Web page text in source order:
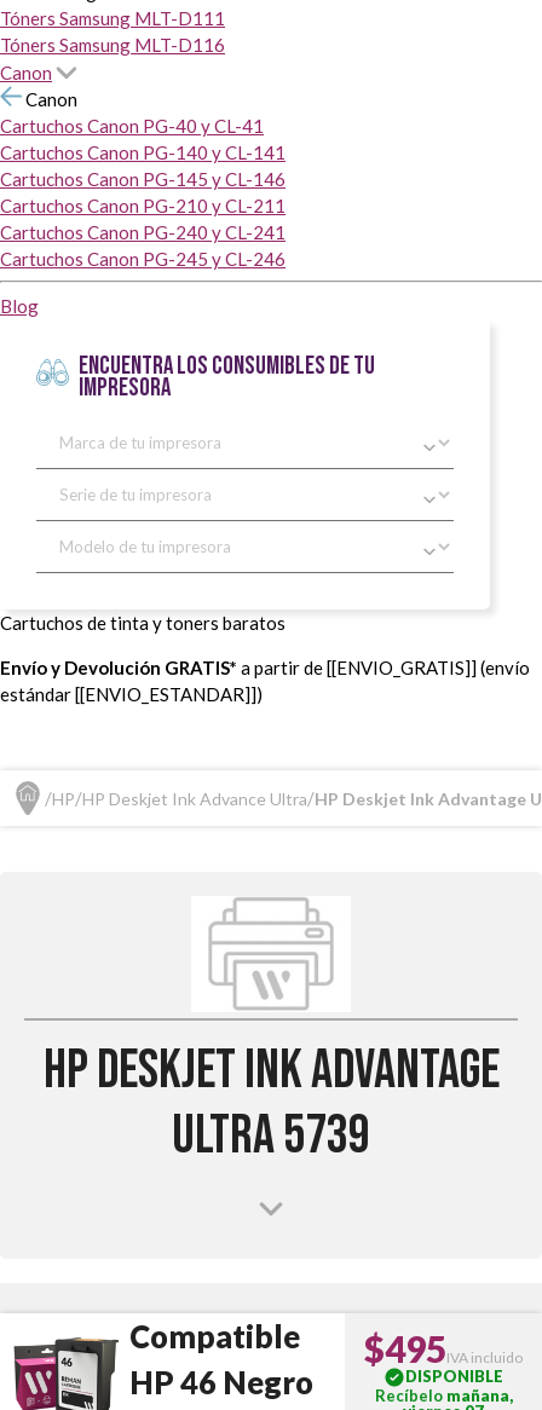
Tóners Samsung MLT-D111
Tóners Samsung MLT-D116
Canon
Canon
Cartuchos Canon PG-40 y CL-41
Cartuchos Canon PG-140 y CL-141
Cartuchos Canon PG-145 y CL-146
Cartuchos Canon PG-210 y CL-211
Cartuchos Canon PG-240 y CL-241
Cartuchos Canon PG-245 y CL-246
Blog
ENCUENTRA LOS CONSUMIBLES DE TU
IMPRESORA
Cartuchos de tinta y toners baratos
Envío y Devolución GRATIS* a partir de [[ENVIO_GRATIS]] (envío
estándar [[ENVIO_ESTANDAR]])
HP HP Deskjet Ink Advance Ultra HP Deskjet Ink Advantage
HP Deskjet Ink Advantage
Ultra 5739
Compatible
HP 46 Negro
$495IVA incluido
DISPONIBLE
Recíbelo mañana,